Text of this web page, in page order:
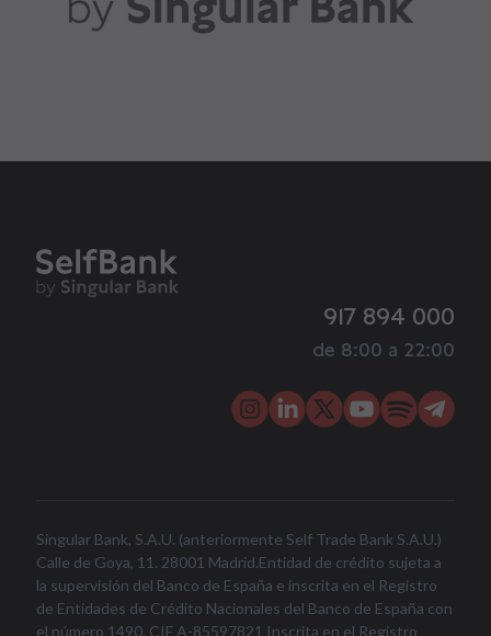
917 894 000
de 8:00 a 22:00
Singular Bank, S.A.U. (anteriormente Self Trade Bank S.A.U.)
Calle de Goya, 11. 28001 Madrid.Entidad de crédito sujeta a
la supervisión del Banco de España e inscrita en el Registro
de Entidades de Crédito Nacionales del Banco de España con
el número 1490. CIF A-85597821 Inscrita en el Registro